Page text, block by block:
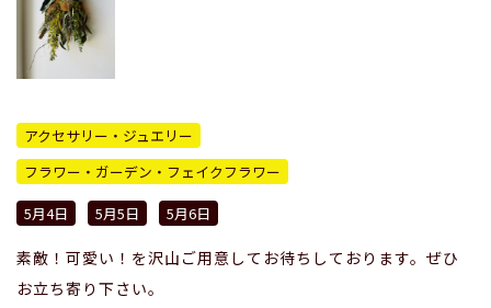
アクセサリー・ジュエリー
フラワー・ガーデン・フェイクフラワー
5月4日
5月5日 5月6日
素敵！可愛い！を沢山ご用意してお待ちしております。ぜひ
お立ち寄り下さい。